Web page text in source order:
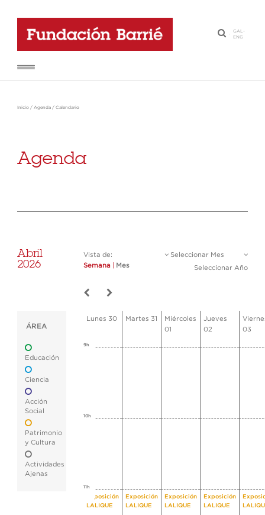
·
GAL-
ENG
Inicio / Agenda / Calendario
Agenda
Abril
2026
Vista de:
Semana
Mes
Seleccionar Mes
Seleccionar Año
ÁREA
Educación
Ciencia
Acción
Social
Patrimonio
y Cultura
Actividades
Ajenas
Lunes 30 Martes 31
Miércoles
01
Jueves
02
03
9h
10h
11h
Exposición
LALIQUE
Exposición
LALIQUE
Exposición
LALIQUE
Exposición
LALIQUE